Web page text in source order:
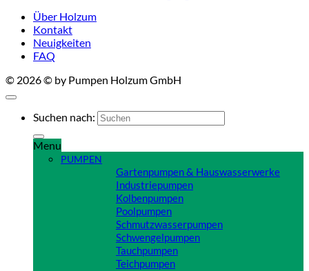
Über Holzum
Kontakt
Neuigkeiten
FAQ
© 2026 © by Pumpen Holzum GmbH
Suchen nach:
Menu
PUMPEN
Gartenpumpen & Hauswasserwerke
Industriepumpen
Kolbenpumpen
Poolpumpen
Schmutzwasserpumpen
Schwengelpumpen
Tauchpumpen
Teichpumpen